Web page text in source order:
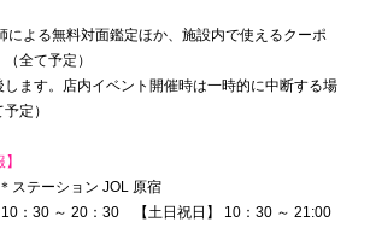
よる無料対面鑑定ほか、施設内で使えるクーポ
全て予定）
ます。店内イベント開催時は一時的に中断する場
定）
テーション JOL 原宿
10：30 ～ 20：30 【土日祝日】 10：30 ～ 21:00